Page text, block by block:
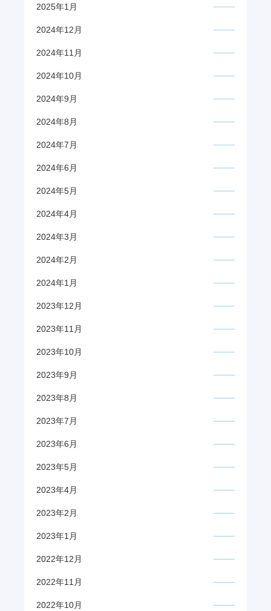
2025年1月
2024年12月
2024年11月
2024年10月
2024年9月
2024年8月
2024年7月
2024年6月
2024年5月
2024年4月
2024年3月
2024年2月
2024年1月
2023年12月
2023年11月
2023年10月
2023年9月
2023年8月
2023年7月
2023年6月
2023年5月
2023年4月
2023年2月
2023年1月
2022年12月
2022年11月
2022年10月